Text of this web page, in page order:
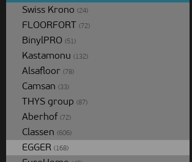
Swiss Krono (24)
FLOORFORT (72)
BinylPRO (51)
Kastamonu (132)
Alsafloor (78)
Camsan (33)
THYS group (87)
Aberhof (72)
Classen (606)
EGGER (168)